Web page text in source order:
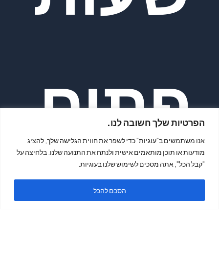
הפרטיות שלך חשובה לנו.
אנו משתמשים ב"עוגיות" כדי לשפר את חווית הגלישה שלך, להציג
מודעות או תוכן מותאמים אישית ולנתח את התנועה שלנו. בלחיצה על
"קבל הכל", אתה מסכים לשימוש שלנו בעוגיות.
הסכם להכל
פתיח
ה